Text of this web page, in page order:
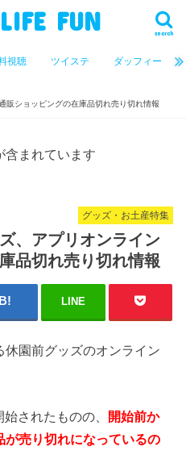
FUN search
視聴 ツイステ ダッフィー
販ショッピングの在庫品切れ売り切れ情報
含まれています
グッズ・お土産特集
、アプリオンライン
品切れ売り切れ情報
LINE
園前グッズのオンライン
されたものの、 開始前か
が売り切れになっているの